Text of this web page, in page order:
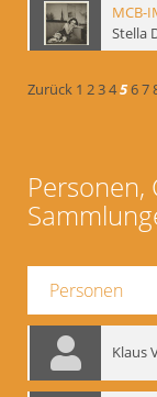
MCB-
Stella
Zurück 1 234567
Personen
Klaus